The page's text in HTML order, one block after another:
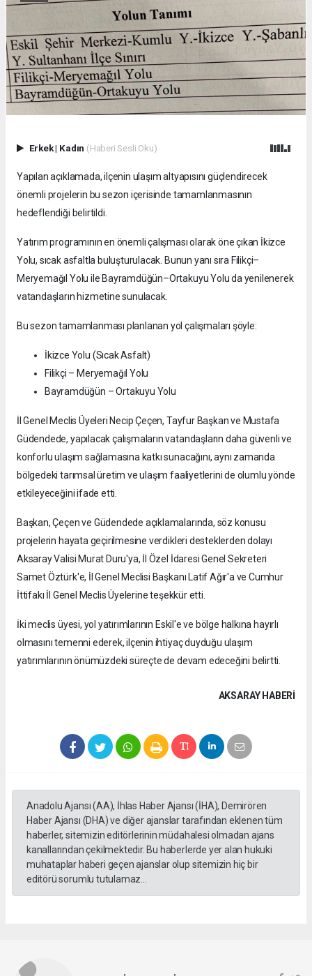
Erkek| Kadın (Haberi Sesli Oku)
Yapılan açıklamada, ilçenin ulaşım altyapısını güçlendirecek
önemli projelerin bu sezon içerisinde tamamlanmasının
hedeflendiği belirtildi.
Yatırım programının en önemli çalışması olarak öne çıkan İkizce
Yolu, sıcak asfaltla buluşturulacak. Bunun yanı sıra Filikçi–
Meryemağıl Yolu ile Bayramdüğün–Ortakuyu Yolu da yenilenerek
vatandaşların hizmetine sunulacak.
Bu sezon tamamlanması planlanan yol çalışmaları şöyle:
İkizce Yolu (Sıcak Asfalt)
Filikçi – Meryemağıl Yolu
Bayramdüğün – Ortakuyu Yolu
İl Genel Meclis Üyeleri Necip Çeçen, Tayfur Başkan ve Mustafa
Güdendede, yapılacak çalışmaların vatandaşların daha güvenli ve
konforlu ulaşım sağlamasına katkı sunacağını, aynı zamanda
bölgedeki tarımsal üretim ve ulaşım faaliyetlerini de olumlu yönde
etkileyeceğini ifade etti.
Başkan, Çeçen ve Güdendede açıklamalarında, söz konusu
projelerin hayata geçirilmesine verdikleri desteklerden dolayı
Aksaray Valisi Murat Duru'ya, İl Özel İdaresi Genel Sekreteri
Samet Öztürk'e, İl Genel Meclisi Başkanı Latif Ağır'a ve Cumhur
İttifakı İl Genel Meclis Üyelerine teşekkür etti.
İki meclis üyesi, yol yatırımlarının Eskil'e ve bölge halkına hayırlı
olmasını temenni ederek, ilçenin ihtiyaç duyduğu ulaşım
yatırımlarının önümüzdeki süreçte de devam edeceğini belirtti.
AKSARAY HABERİ
Anadolu Ajansı (AA), İhlas Haber Ajansı (İHA), Demirören
Haber Ajansı (DHA) ve diğer ajanslar tarafından eklenen tüm
haberler, sitemizin editörlerinin müdahalesi olmadan ajans
kanallarından çekilmektedir. Bu haberlerde yer alan hukuki
muhataplar haberi geçen ajanslar olup sitemizin hiç bir
editörü sorumlu tutulamaz...